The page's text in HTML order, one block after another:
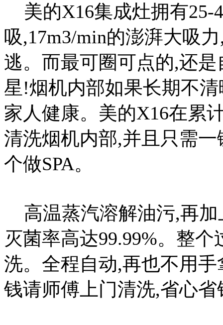
美的X16集成灶拥有25-
吸,17m3/min的澎湃大吸
逃。而最可圈可点的,还
星!烟机内部如果长期不
家人健康。美的X16在累
清洗烟机内部,并且只需
个做SPA。
高温蒸汽溶解油污,再
灭菌率高达99.99%。整
洗。全程自动,再也不用
钱请师傅上门清洗,省心